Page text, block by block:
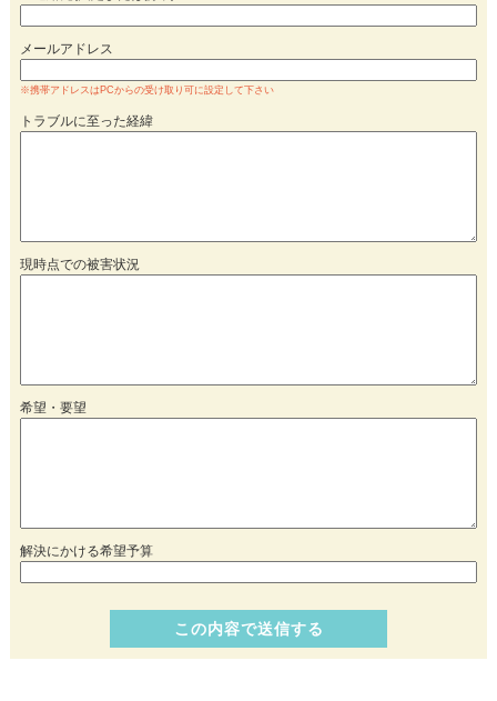
メールアドレス
※携帯アドレスはPCからの受け取り可に設定して下さい
トラブルに至った経緯
現時点での被害状況
希望・要望
解決にかける希望予算